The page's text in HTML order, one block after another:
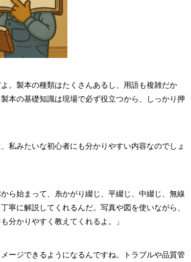
。製本の種類はたくさんあるし、用語も複雑だか
本の基礎知識は現場で必ず役立つから、しっかり押
私みたいな初心者にも分かりやすい内容なのでしょ
ら始まって、糸かがり綴じ、平綴じ、中綴じ、無線
寧に解説してくれるんだ。写真や図を使いながら、
分かりやすく教えてくれるよ。」
ージできるようになるんですね。トラブルや品質管